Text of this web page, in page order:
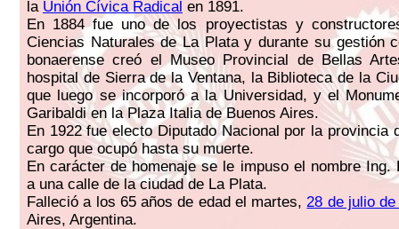
la Unión Cívica Radical en 1891.
En 1884 fue uno de los proyectistas y
Ciencias Naturales de La Plata y durante su gestión
bonaerense creó el Museo Provincial de Bellas
hospital de Sierra de la Ventana, la Biblioteca de la
que luego se incorporó a la Universidad, y el
Garibaldi en la Plaza Italia de Buenos Aires.
En 1922 fue electo Diputado Nacional por la provincia
cargo que ocupó hasta su muerte.
En carácter de homenaje se le impuso el nombre Ing.
a una calle de la ciudad de La Plata.
Falleció a los 65 años de edad el martes,28 de julio de
Aires, Argentina.